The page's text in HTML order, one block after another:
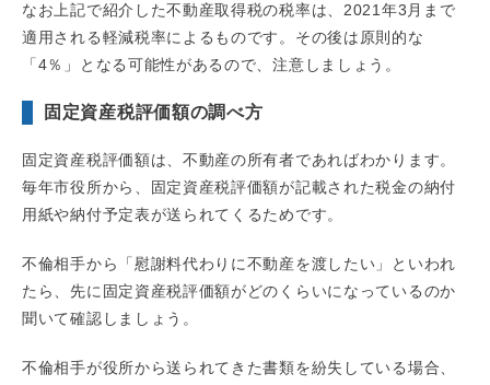
なお上記で紹介した不動産取得税の税率は、2021年3月まで
適用される軽減税率によるものです。その後は原則的な
「4％」となる可能性があるので、注意しましょう。
固定資産税評価額の調べ方
固定資産税評価額は、不動産の所有者であればわかります。
毎年市役所から、固定資産税評価額が記載された税金の納付
用紙や納付予定表が送られてくるためです。
不倫相手から「慰謝料代わりに不動産を渡したい」といわれ
たら、先に固定資産税評価額がどのくらいになっているのか
聞いて確認しましょう。
不倫相手が役所から送られてきた書類を紛失している場合、